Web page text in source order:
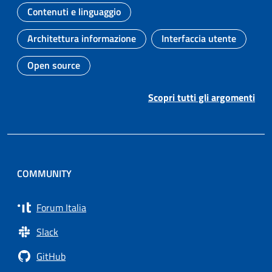
Argomento:
Contenuti e linguaggio
Argomento:
Architettura informazione
Argomento:
Interfaccia utente
Argomento:
Open source
Scopri tutti gli argomenti
COMMUNITY
Forum Italia
Slack
GitHub